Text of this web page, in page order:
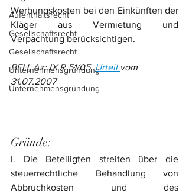
Aufenthaltsrecht
Gesellschaftsrecht
Gesellschaftsrecht
Unternehmensgründung
Unternehmensgründung
Werbungskosten bei den Einkünften der
Kläger aus Vermietung und
Verpachtung berücksichtigen.
BFH, Az: IX R 51/05, Urteil vom
31.07.2007
Gründe:
I. Die Beteiligten streiten über die
steuerrechtliche Behandlung von
Abbruchkosten und des